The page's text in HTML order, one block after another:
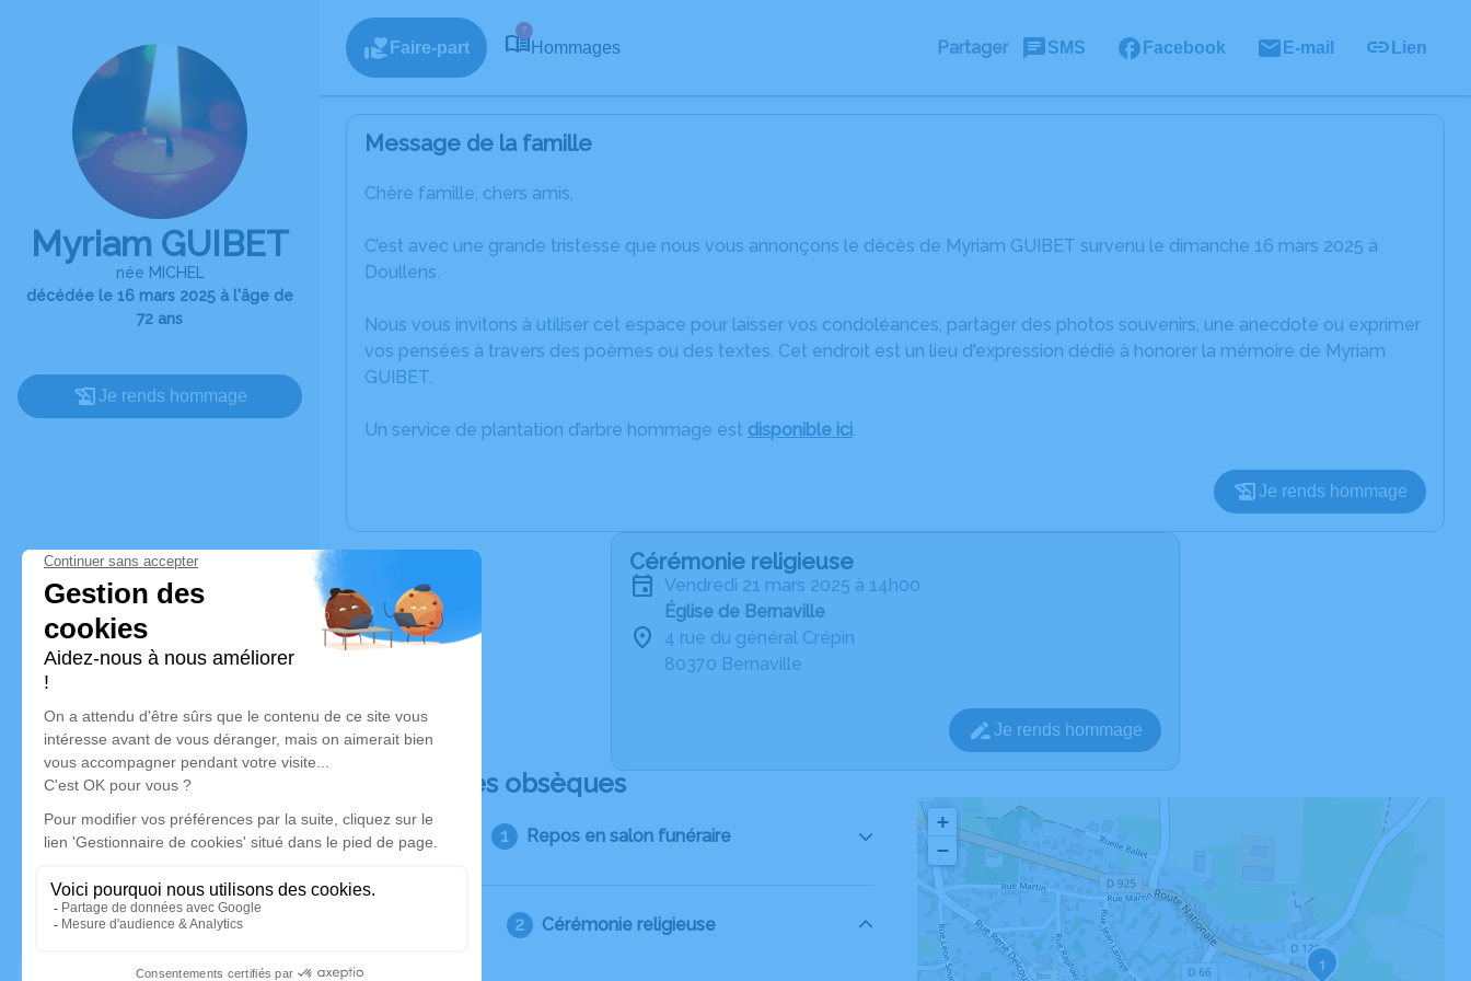
Myriam GUIBET
née MICHEL
décédée le 16 mars 2025 à l'âge de
72 ans
Je rends hommage
Faire-part
7
Hommages Partager SMS Facebook E-mail Lien
Message de la famille
Chère famille, chers amis,
C’est avec une grande tristesse que nous vous annonçons le décès de Myriam GUIBET survenu le dimanche 16 mars 2025 à
Doullens.
Nous vous invitons à utiliser cet espace pour laisser vos condoléances, partager des photos souvenirs, une anecdote ou exprimer
vos pensées à travers des poèmes ou des textes. Cet endroit est un lieu d'expression dédié à honorer la mémoire de Myriam
GUIBET.
Un service de plantation d’arbre hommage est disponible ici.
Je rends hommage
Cérémonie religieuse
vendredi 21 mars 2025 à 14h00
Église de Bernaville
4 rue du général Crépin
80370 Bernaville
Je rends hommage
Déroulé des obsèques
Repos en salon funéraire
Cérémonie religieuse
1
+
−